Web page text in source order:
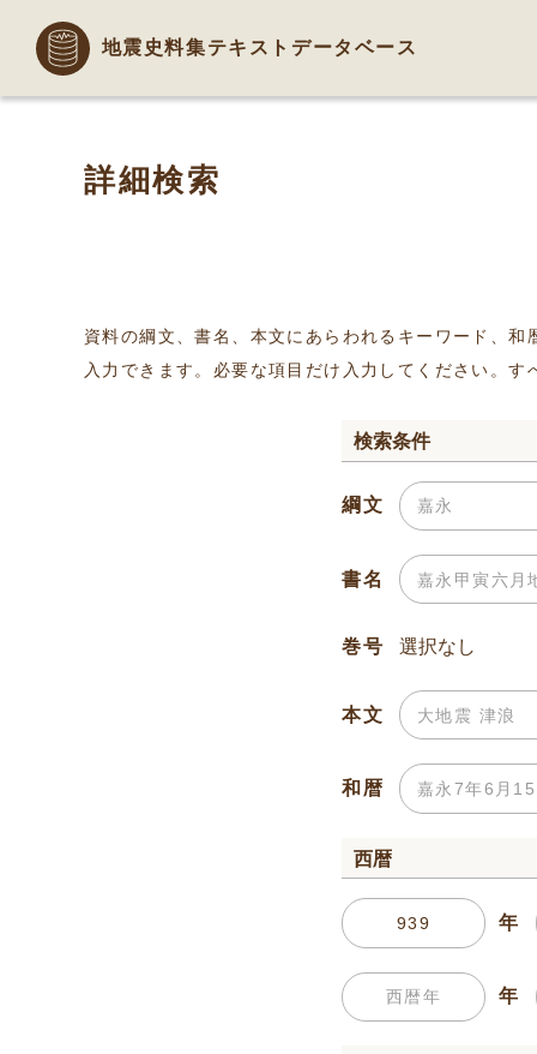
地震史料集テキストデータベース
詳細検索
資料の綱文、書名、本文にあらわれるキーワード、
入力できます。必要な項目だけ入力してください。
検索条件
綱文
書名
巻号
本文
和暦
西暦
年
年